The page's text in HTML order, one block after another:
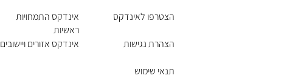
הצטרפו לאינדקס
הצהרת נגישות
תנאי שימוש
אינדקס התמחויות
ראשיות
אינדקס אזורים ויישובים